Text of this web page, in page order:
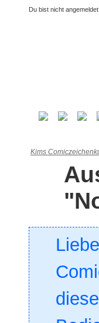
Du bist nicht angemeldet.
Kims